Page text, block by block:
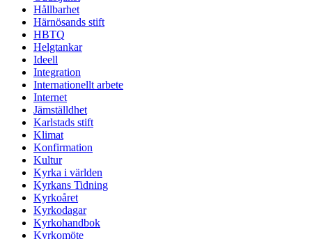
Hållbarhet
Härnösands stift
HBTQ
Helgtankar
Ideell
Integration
Internationellt arbete
Internet
Jämställdhet
Karlstads stift
Klimat
Konfirmation
Kultur
Kyrka i världen
Kyrkans Tidning
Kyrkoåret
Kyrkodagar
Kyrkohandbok
Kyrkomöte